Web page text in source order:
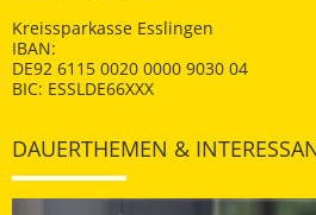
Kreissparkasse Esslingen
IBAN:
DE92 6115 0020 0000 9030 04
BIC: ESSLDE66XXX
DAUERTHEMEN &